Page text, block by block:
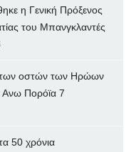
η Γενική Πρόξενος
του Μπανγκλαντές
των oστών των Ηρώων
Ανω Πορόϊα 7
50 χρόνια